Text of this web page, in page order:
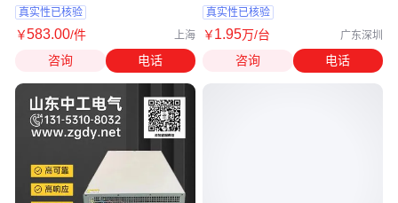
真实性已核验
￥583.00/件 上海
咨询 电话
架式
真实性已核验
￥1.95万/台 广东深圳
咨询 电话